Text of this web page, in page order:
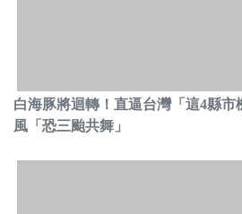
白海豚將迴轉！直逼台灣「這4縣
風「恐三颱共舞」